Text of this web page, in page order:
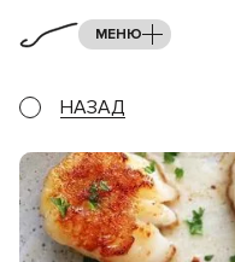
МЕНЮ
НАЗАД